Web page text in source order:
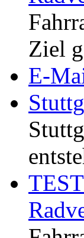
Ziel
E-